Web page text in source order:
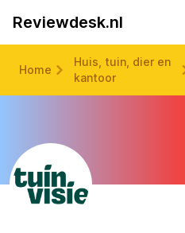
Reviewdesk.nl
Home
Huis, tuin, dier en
kantoor